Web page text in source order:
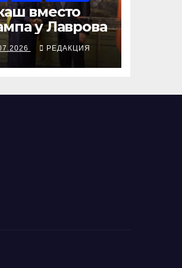
вместо
у Лаврова
РЕДАКЦИЯ